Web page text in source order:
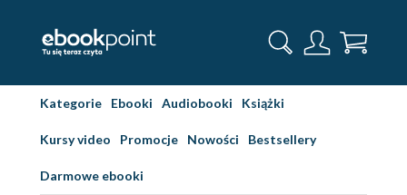
Kategorie Ebooki Audiobooki Książki
Kursy video Promocje Nowości Bestsellery
Darmowe ebooki